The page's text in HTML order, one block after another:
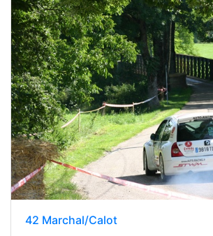
42 Marchal/Calot